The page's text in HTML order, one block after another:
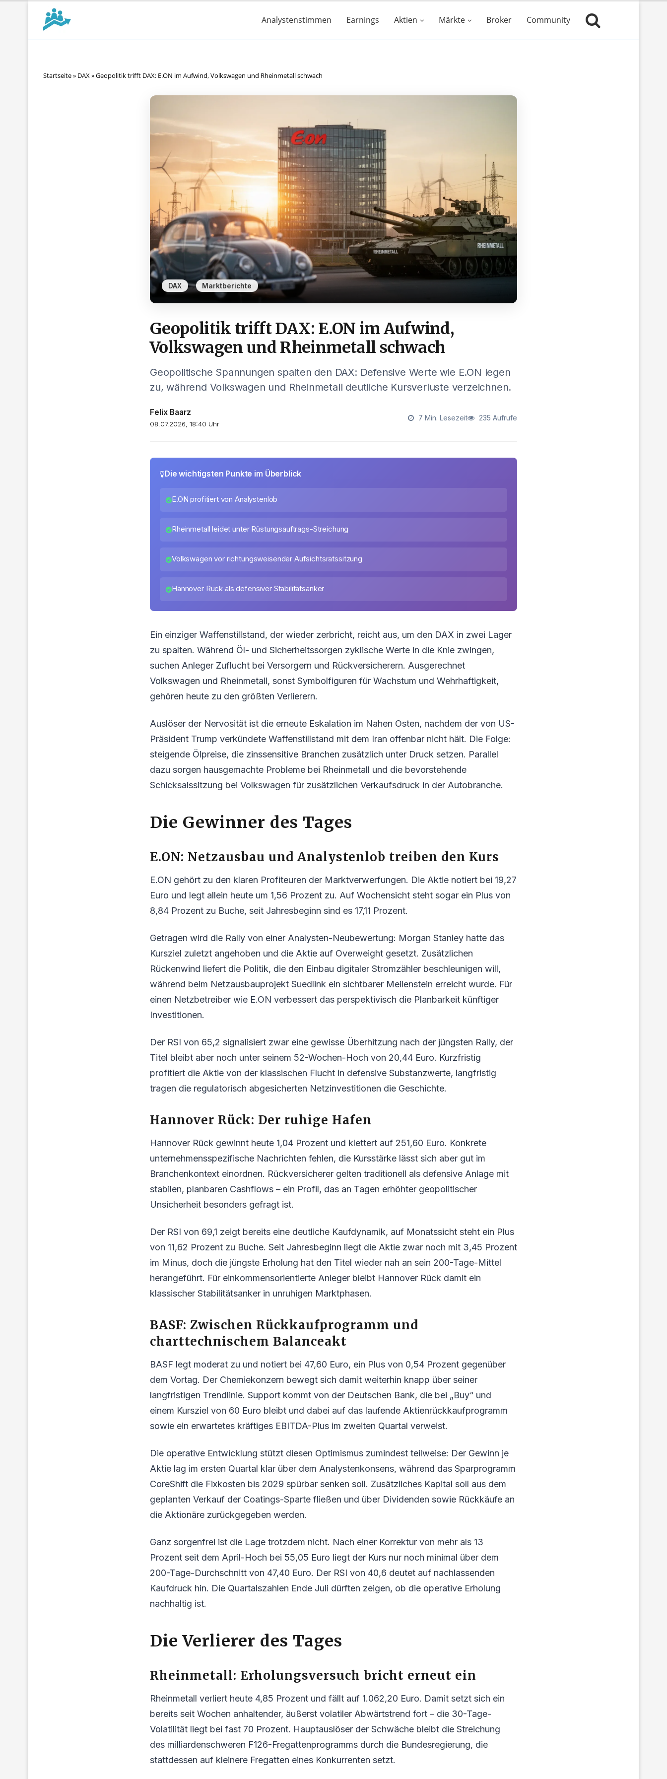
Analystenstimmen Earnings Aktien Märkte Broker Community
Startseite» DAX»Geopolitik trifft DAX: E.ON im Aufwind, Volkswagen und Rheinmetall schwach
DAX , Marktberichte
Geopolitik trifft DAX: E.ON im Aufwind,
Volkswagen und Rheinmetall schwach
Geopolitische Spannungen spalten den DAX: Defensive Werte wie E.ON legen
zu, während Volkswagen und Rheinmetall deutliche Kursverluste verzeichnen.
Felix Baarz
08.07.2026, 18:40 Uhr
7 Min. Lesezeit 235 Aufrufe
Die wichtigsten Punkte im Überblick
E.ON profitiert von Analystenlob
Rheinmetall leidet unter Rüstungsauftrags-Streichung
Volkswagen vor richtungsweisender Aufsichtsratssitzung
Hannover Rück als defensiver Stabilitätsanker
Ein einziger Waffenstillstand, der wieder zerbricht, reicht aus, um den DAX in zwei Lager
zu spalten. Während Öl- und Sicherheitssorgen zyklische Werte in die Knie zwingen,
suchen Anleger Zuflucht bei Versorgern und Rückversicherern. Ausgerechnet
Volkswagen und Rheinmetall, sonst Symbolfiguren für Wachstum und Wehrhaftigkeit,
gehören heute zu den größten Verlierern.
Auslöser der Nervosität ist die erneute Eskalation im Nahen Osten, nachdem der von US-
Präsident Trump verkündete Waffenstillstand mit dem Iran offenbar nicht hält. Die Folge:
steigende Ölpreise, die zinssensitive Branchen zusätzlich unter Druck setzen. Parallel
dazu sorgen hausgemachte Probleme bei Rheinmetall und die bevorstehende
Schicksalssitzung bei Volkswagen für zusätzlichen Verkaufsdruck in der Autobranche.
Die Gewinner des Tages
E.ON: Netzausbau und Analystenlob treiben den Kurs
E.ON gehört zu den klaren Profiteuren der Marktverwerfungen. Die Aktie notiert bei 19,27
Euro und legt allein heute um 1,56 Prozent zu. Auf Wochensicht steht sogar ein Plus von
8,84 Prozent zu Buche, seit Jahresbeginn sind es 17,11 Prozent.
Getragen wird die Rally von einer Analysten-Neubewertung: Morgan Stanley hatte das
Kursziel zuletzt angehoben und die Aktie auf Overweight gesetzt. Zusätzlichen
Rückenwind liefert die Politik, die den Einbau digitaler Stromzähler beschleunigen will,
während beim Netzausbauprojekt Suedlink ein sichtbarer Meilenstein erreicht wurde. Für
einen Netzbetreiber wie E.ON verbessert das perspektivisch die Planbarkeit künftiger
Investitionen.
Der RSI von 65,2 signalisiert zwar eine gewisse Überhitzung nach der jüngsten Rally, der
Titel bleibt aber noch unter seinem 52-Wochen-Hoch von 20,44 Euro. Kurzfristig
profitiert die Aktie von der klassischen Flucht in defensive Substanzwerte, langfristig
tragen die regulatorisch abgesicherten Netzinvestitionen die Geschichte.
Hannover Rück: Der ruhige Hafen
Hannover Rück gewinnt heute 1,04 Prozent und klettert auf 251,60 Euro. Konkrete
unternehmensspezifische Nachrichten fehlen, die Kursstärke lässt sich aber gut im
Branchenkontext einordnen. Rückversicherer gelten traditionell als defensive Anlage mit
stabilen, planbaren Cashflows – ein Profil, das an Tagen erhöhter geopolitischer
Unsicherheit besonders gefragt ist.
Der RSI von 69,1 zeigt bereits eine deutliche Kaufdynamik, auf Monatssicht steht ein Plus
von 11,62 Prozent zu Buche. Seit Jahresbeginn liegt die Aktie zwar noch mit 3,45 Prozent
im Minus, doch die jüngste Erholung hat den Titel wieder nah an sein 200-Tage-Mittel
herangeführt. Für einkommensorientierte Anleger bleibt Hannover Rück damit ein
klassischer Stabilitätsanker in unruhigen Marktphasen.
BASF: Zwischen Rückkaufprogramm und
charttechnischem Balanceakt
BASF legt moderat zu und notiert bei 47,60 Euro, ein Plus von 0,54 Prozent gegenüber
dem Vortag. Der Chemiekonzern bewegt sich damit weiterhin knapp über seiner
langfristigen Trendlinie. Support kommt von der Deutschen Bank, die bei „Buy“ und
einem Kursziel von 60 Euro bleibt und dabei auf das laufende Aktienrückkaufprogramm
sowie ein erwartetes kräftiges EBITDA-Plus im zweiten Quartal verweist.
Die operative Entwicklung stützt diesen Optimismus zumindest teilweise: Der Gewinn je
Aktie lag im ersten Quartal klar über dem Analystenkonsens, während das Sparprogramm
CoreShift die Fixkosten bis 2029 spürbar senken soll. Zusätzliches Kapital soll aus dem
geplanten Verkauf der Coatings-Sparte fließen und über Dividenden sowie Rückkäufe an
die Aktionäre zurückgegeben werden.
Ganz sorgenfrei ist die Lage trotzdem nicht. Nach einer Korrektur von mehr als 13
Prozent seit dem April-Hoch bei 55,05 Euro liegt der Kurs nur noch minimal über dem
200-Tage-Durchschnitt von 47,40 Euro. Der RSI von 40,6 deutet auf nachlassenden
Kaufdruck hin. Die Quartalszahlen Ende Juli dürften zeigen, ob die operative Erholung
nachhaltig ist.
Die Verlierer des Tages
Rheinmetall: Erholungsversuch bricht erneut ein
Rheinmetall verliert heute 4,85 Prozent und fällt auf 1.062,20 Euro. Damit setzt sich ein
bereits seit Wochen anhaltender, äußerst volatiler Abwärtstrend fort – die 30-Tage-
Volatilität liegt bei fast 70 Prozent. Hauptauslöser der Schwäche bleibt die Streichung
des milliardenschweren F126-Fregattenprogramms durch die Bundesregierung, die
stattdessen auf kleinere Fregatten eines Konkurrenten setzt.